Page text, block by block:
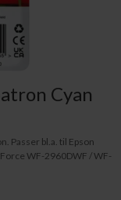
Cyan
Passer bl.a. til Epson
WF-2960DWF / WF-